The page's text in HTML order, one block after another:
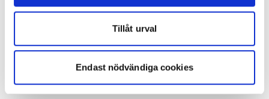
Tillåt urval
Endast nödvändiga cookies